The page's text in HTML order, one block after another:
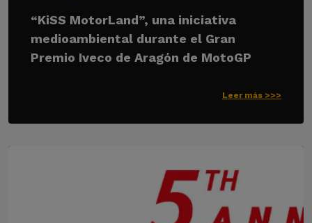
“KiSS MotorLand”, una iniciativa
medioambiental durante el Gran
Premio Iveco de Aragón de MotoGP
Leer más >>>